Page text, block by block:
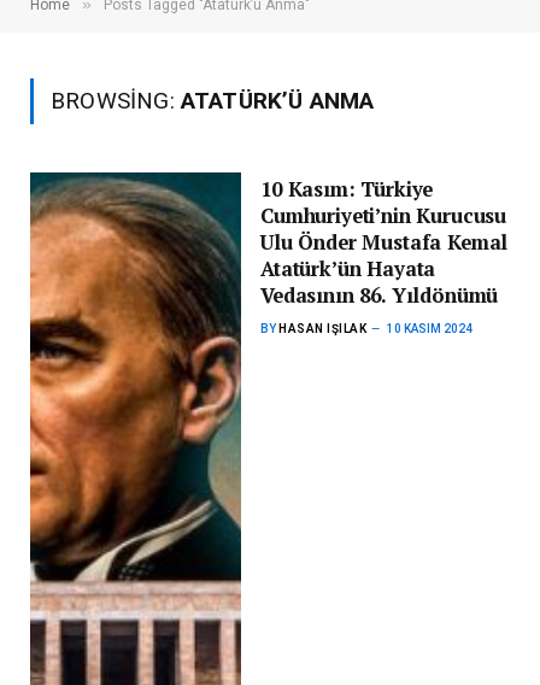
Home » Posts Tagged "Atatürk’ü Anma"
BROWSING:ATATÜRK’Ü ANMA
10 Kasım: Türkiye
Cumhuriyeti’nin Kurucusu
Ulu Önder Mustafa Kemal
Atatürk’ün Hayata
Vedasının 86. Yıldönümü
BY HASAN IŞILAK 10 KASIM 2024